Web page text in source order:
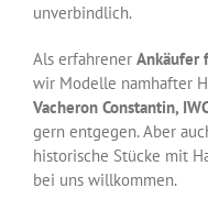
unverbindlich.
Als erfahrener Ankäufer
wir Modelle namhafter
Vacheron Constantin,
gern entgegen. Aber
historische Stücke mit
bei uns willkommen.